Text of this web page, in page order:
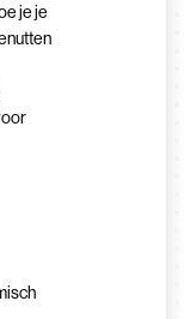
je je